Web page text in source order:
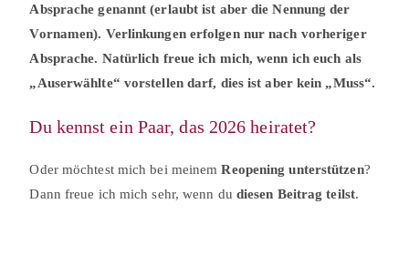
Absprache genannt (erlaubt ist aber die Nennung der
Vornamen). Verlinkungen erfolgen nur nach vorheriger
Absprache. Natürlich freue ich mich, wenn ich euch als
„Auserwählte“ vorstellen darf, dies ist aber kein „Muss“.
Du kennst ein Paar, das 2026 heiratet?
Oder möchtest mich bei meinemReopening unterstützen?
Dann freue ich mich sehr, wenn du diesen Beitrag teilst.